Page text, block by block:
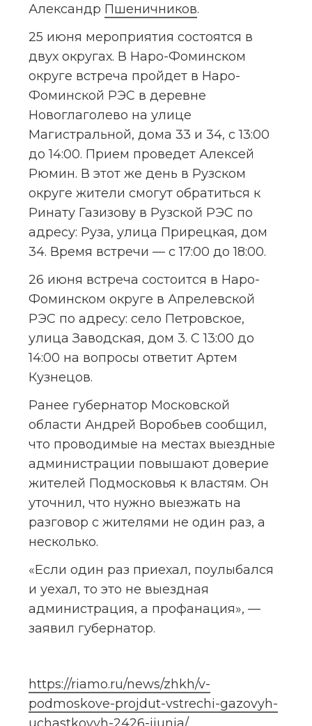
Александр Пшеничников.
25 июня мероприятия состоятся в
двух округах. В Наро-Фоминском
округе встреча пройдет в Наро-
Фоминской РЭС в деревне
Новоглаголево на улице
Магистральной, дома 33 и 34, с 13:00
до 14:00. Прием проведет Алексей
Рюмин. В этот же день в Рузском
округе жители смогут обратиться к
Ринату Газизову в Рузской РЭС по
адресу: Руза, улица Прирецкая, дом
34. Время встречи — с 17:00 до 18:00.
26 июня встреча состоится в Наро-
Фоминском округе в Апрелевской
РЭС по адресу: село Петровское,
улица Заводская, дом 3. С 13:00 до
14:00 на вопросы ответит Артем
Кузнецов.
Ранее губернатор Московской
области Андрей Воробьев сообщил,
что проводимые на местах выездные
администрации повышают доверие
жителей Подмосковья к властям. Он
уточнил, что нужно выезжать на
разговор с жителями не один раз, а
несколько.
«Если один раз приехал, поулыбался
и уехал, то это не выездная
администрация, а профанация», —
заявил губернатор.
https://riamo.ru/news/zhkh/v-
podmoskove-projdut-vstrechi-gazovyh-